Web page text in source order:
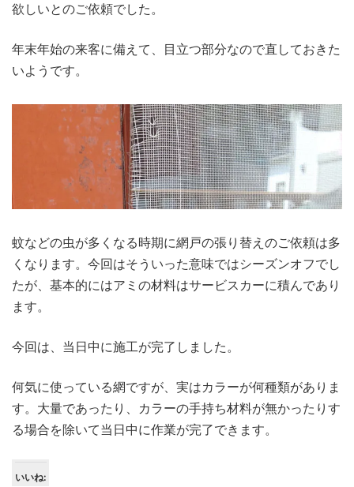
欲しいとのご依頼でした。
年末年始の来客に備えて、目立つ部分なので直しておきた
いようです。
蚊などの虫が多くなる時期に網戸の張り替えのご依頼は多
くなります。今回はそういった意味ではシーズンオフでし
たが、基本的にはアミの材料はサービスカーに積んであり
ます。
今回は、当日中に施工が完了しました。
何気に使っている網ですが、実はカラーが何種類がありま
す。大量であったり、カラーの手持ち材料が無かったりす
る場合を除いて当日中に作業が完了できます。
いいね: